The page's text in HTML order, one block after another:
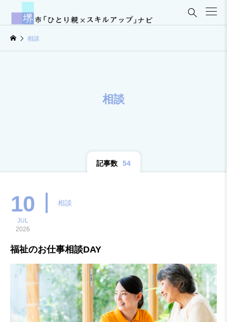

相談
相談
記事数 54
10
JUL
2026
相談
福祉のお仕事相談DAY